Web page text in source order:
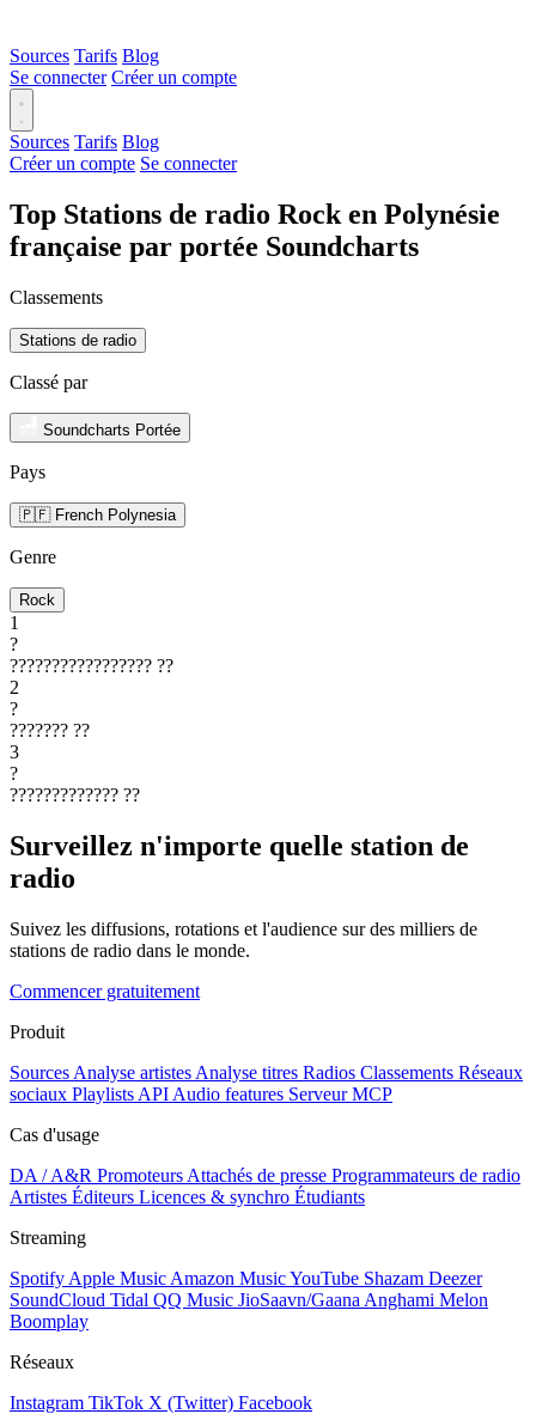
Sources Tarifs Blog
Se connecter Créer un compte
Sources Tarifs Blog
Créer un compte Se connecter
Top Stations de radio Rock en Polynésie
française par portée Soundcharts
Classements
Stations de radio
Classé par
Soundcharts Portée
Pays
🇵🇫 French Polynesia
Genre
Rock
1
?
????????????????? ??
2
?
??????? ??
3
?
????????????? ??
Surveillez n'importe quelle station de
radio
Suivez les diffusions, rotations et l'audience sur des milliers de
stations de radio dans le monde.
Commencer gratuitement
Produit
Sources Analyse artistes Analyse titres Radios Classements Réseaux
sociaux Playlists API Audio features Serveur MCP
Cas d'usage
DA / A&R Promoteurs Attachés de presse Programmateurs de radio
Artistes Éditeurs Licences & synchro Étudiants
Streaming
Spotify Apple Music Amazon MusicYouTube Shazam Deezer
SoundCloud Tidal QQ Music JioSaavn/Gaana Anghami Melon
Boomplay
Réseaux
Instagram TikTok X (Twitter) Facebook